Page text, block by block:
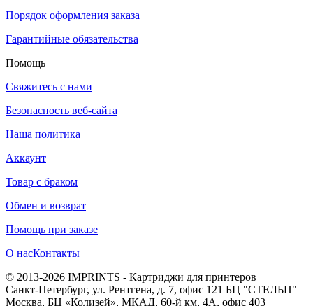
Порядок оформления заказа
Гарантийные обязательства
Помощь
Свяжитесь с нами
Безопасность веб-сайта
Наша политика
Аккаунт
Товар с браком
Обмен и возврат
Помощь при заказе
О насКонтакты
© 2013-2026 IMPRINTS - Картриджи для принтеров
Санкт-Петербург, ул. Рентгена, д. 7, офис 121 БЦ "СТЕЛЬП"
Москва, БЦ «Колизей», МКАД, 60-й км, 4А, офис 403